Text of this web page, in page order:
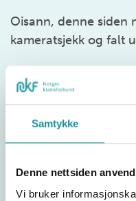
Samtykke
Denne nettsiden
Vi bruker
Oisann, denne siden
kameratsjekk og falt